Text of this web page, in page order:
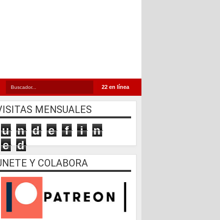
22 en línea
MENSUALES
u n d e f i
n
e
d
Y COLABORA